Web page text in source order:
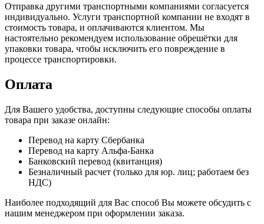
Отправка другими транспортными компаниями согласуется
индивидуально. Услуги транспортной компании не входят в
стоимость товара, и оплачиваются клиентом. Мы
настоятельно рекомендуем использование обрешётки для
упаковки товара, чтобы исключить его повреждение в
процессе транспортировки.
Оплата
Для Вашего удобства, доступны следующие способы оплаты
товара при заказе онлайн:
Перевод на карту Сбербанка
Перевод на карту Альфа-Банка
Банковский перевод (квитанция)
Безналичный расчет (только для юр. лиц; работаем без
НДС)
Наиболее подходящий для Вас способ Вы можете обсудить с
нашим менеджером при оформлении заказа.